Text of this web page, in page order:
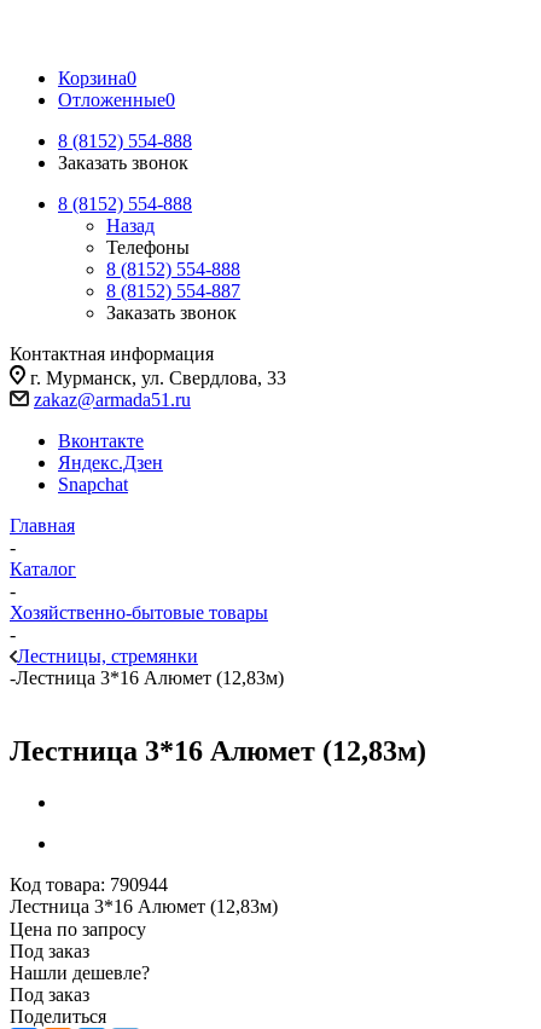
Корзина0
Отложенные0
8 (8152) 554-888
Заказать звонок
8 (8152) 554-888
Назад
Телефоны
8 (8152) 554-888
8 (8152) 554-887
Заказать звонок
Контактная информация
г. Мурманск, ул. Свердлова, 33
zakaz@armada51.ru
Вконтакте
Яндекс.Дзен
Snapchat
Главная
-
Каталог
-
Хозяйственно-бытовые товары
-
Лестницы, стремянки
-Лестница 3*16 Алюмет (12,83м)
Лестница 3*16 Алюмет (12,83м)
Код товара: 790944
Лестница 3*16 Алюмет (12,83м)
Цена по запросу
Под заказ
Нашли дешевле?
Под заказ
Поделиться